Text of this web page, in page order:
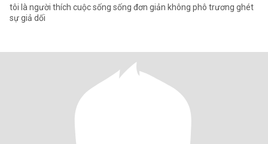
tôi là người thích cuộc sống sống đơn giản không phô trương ghét
sự giả dối